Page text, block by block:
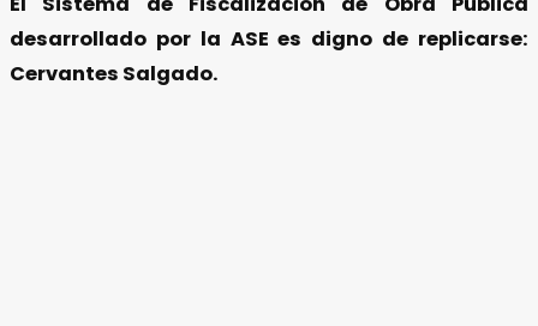
desarrollado por la ASE es digno de replicarse:
Cervantes Salgado.